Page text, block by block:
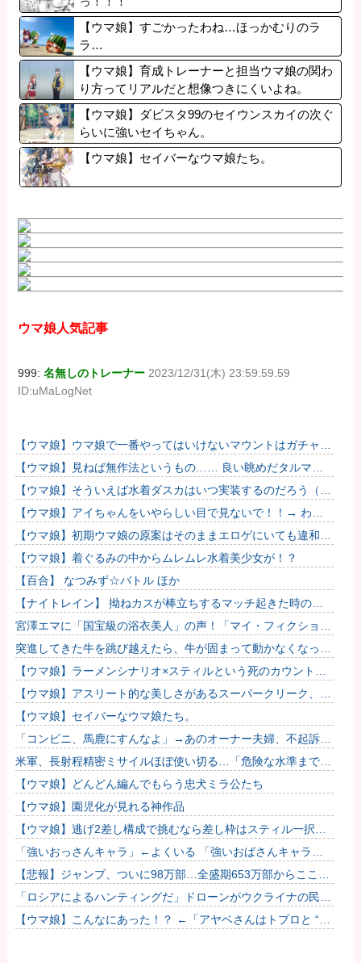
【ウマ娘】すごかったわね…ほっかむりのラ
ラ…
【ウマ娘】育成トレーナーと担当ウマ娘の関わ
り方ってリアルだと想像つきにくいよね。
【ウマ娘】ダビスタ99のセイウンスカイの次ぐ
らいに強いセイちゃん。
【ウマ娘】セイバーなウマ娘たち。
ウマ娘人気記事
999:名無しのトレーナー 2023/12/31(木) 23:59:59.59
ID:uMaLogNet
【ウマ娘】ウマ娘で一番やってはいけないマウントはガチャで
も育成でもグッズでもなく、これ。
【ウマ娘】見ねば無作法というもの…… 良い眺めだタルマ
エ…（殴
【ウマ娘】そういえば水着ダスカはいつ実装するのだろう（ﾃﾞ
ｯｯｯ
【ウマ娘】アイちゃんをいやらしい目で見ないで！！→ わか
りました…
【ウマ娘】初期ウマ娘の原案はそのままエロゲにいても違和感
がないんだ。
【ウマ娘】着ぐるみの中からムレムレ水着美少女が！？
【百合】 なつみず☆バトル ほか
【ナイトレイン】 拗ねカスが棒立ちするマッチ起きた時の対
処法
宮澤エマに「国宝級の浴衣美人」の声！「マイ・フィクショ
ン」イベントで魅せた透明感【画像】
突進してきた牛を跳び越えたら、牛が固まって動かなくなった
闘牛場の映像【海外の反応】
【ウマ娘】ラーメンシナリオ×スティルという死のカウントダ
ウン
【ウマ娘】アスリート的な美しさがあるスーパークリーク、い
いよね…
【ウマ娘】セイバーなウマ娘たち。
「コンビニ、馬鹿にすんなよ」→あのオーナー夫婦、不起訴ｗ
ｗｗｗｗｗｗｗｗ
米軍、長射程精密ミサイルほぼ使い切る…「危険な水準まで減
少」と軍高官が警告！
【ウマ娘】どんどん編んでもらう忠犬ミラ公たち
【ウマ娘】園児化が見れる神作品
【ウマ娘】逃げ2差し構成で挑むなら差し枠はスティル一択な
のだ。他
「強いおっさんキャラ」←よくいる 「強いおばさんキャラ」
← 全然いない他
【悲報】ジャンプ、ついに98万部…全盛期653万部からここま
で落ちる
「ロシアによるハンティングだ」ドローンがウクライナの民間
人を追い回して爆発…ゼレンスキー氏が非難！
【ウマ娘】こんなにあった！？ ←「アヤベさんはトプロと “1”